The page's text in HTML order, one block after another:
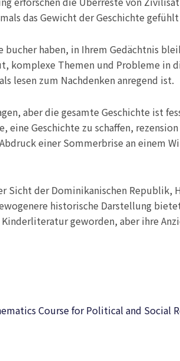
das Gewicht der Geschichte
haben, in Ihrem Gedächtnis
komplexe Themen und Probleme in
lesen zum Nachdenken anregend ist.
aber die gesamte Geschichte ist
eine Geschichte zu schaffen,
einer Sommerbrise an einem
Sicht der Dominikanischen Republik,
historische Darstellung
geworden, aber ihre